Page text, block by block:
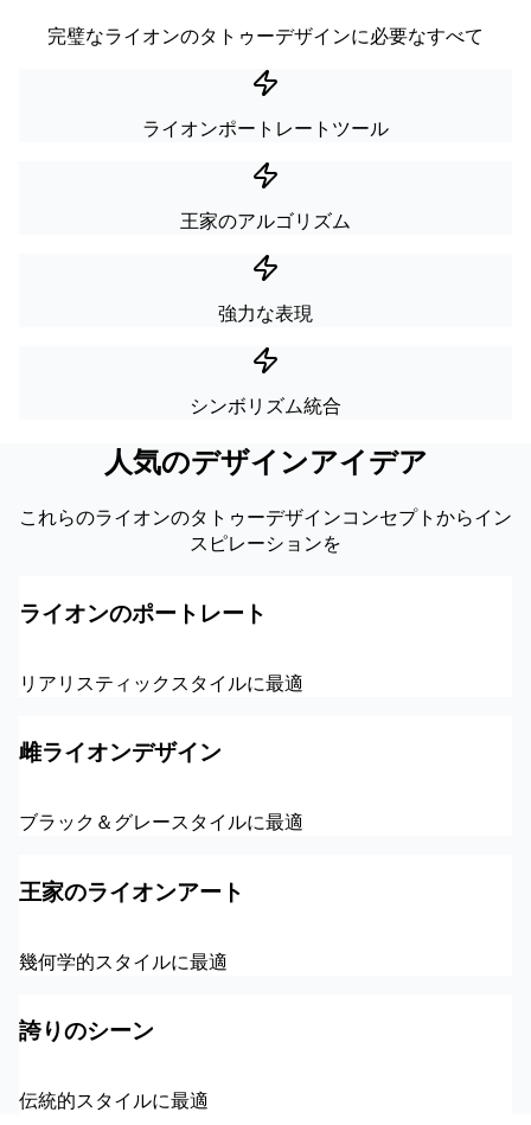
完璧なライオンのタトゥーデザインに必要なすべて
ライオンポートレートツール
王家のアルゴリズム
強力な表現
シンボリズム統合
人気のデザインアイデア
これらのライオンのタトゥーデザインコンセプトからイン
スピレーションを
ライオンのポートレート
リアリスティックスタイルに最適
雌ライオンデザイン
ブラック＆グレースタイルに最適
王家のライオンアート
幾何学的スタイルに最適
誇りのシーン
伝統的スタイルに最適